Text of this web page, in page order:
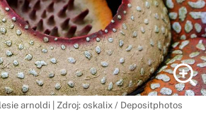
arnoldi | Zdroj: oskalix / Depositphotos